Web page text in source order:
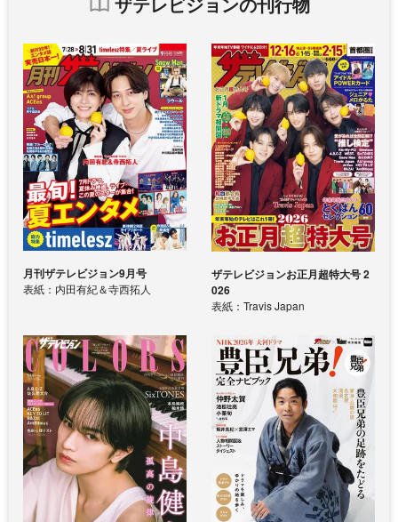
月刊ザテレビジョン9月号
表紙：内田有紀＆寺西拓人
ザテレビジョンお正月超特大号 2
026
表紙：Travis Japan